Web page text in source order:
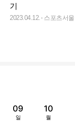
기
2023.04.12. 스포츠서울
09
일
10
월